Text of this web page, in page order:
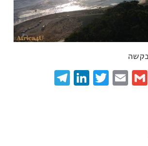
WhatsApp
Gmail
Email
Twitter
LinkedIn